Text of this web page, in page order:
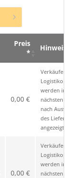
Preis
*
Hinweis
0,00 €
Verkäufer
werden im
nächsten
nach
des
angezeigt.
0,00 €
Verkäufer
werden im
nächsten